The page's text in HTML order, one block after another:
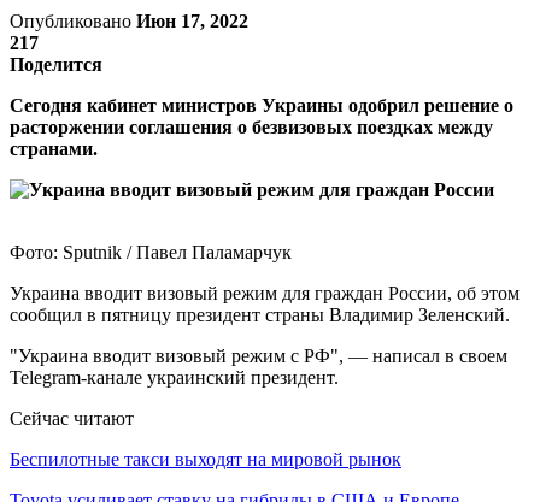
Опубликовано Июн 17, 2022
217
Поделится
Сегодня кабинет министров Украины одобрил решение о
расторжении соглашения о безвизовых поездках между
странами.
Фото: Sputnik / Павел Паламарчук
Украина вводит визовый режим для граждан России, об этом
сообщил в пятницу президент страны Владимир Зеленский.
"Украина вводит визовый режим с РФ", — написал в своем
Telegram-канале украинский президент.
Сейчас читают
Беспилотные такси выходят на мировой рынок